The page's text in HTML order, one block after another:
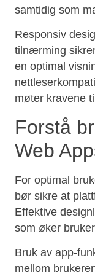
samtidig som
Responsiv
tilnærming
en optimal
møter kravene
Forstå
Web
For optimal
bør sikre at
Effektive
som øker
Bruk av app-
mellom